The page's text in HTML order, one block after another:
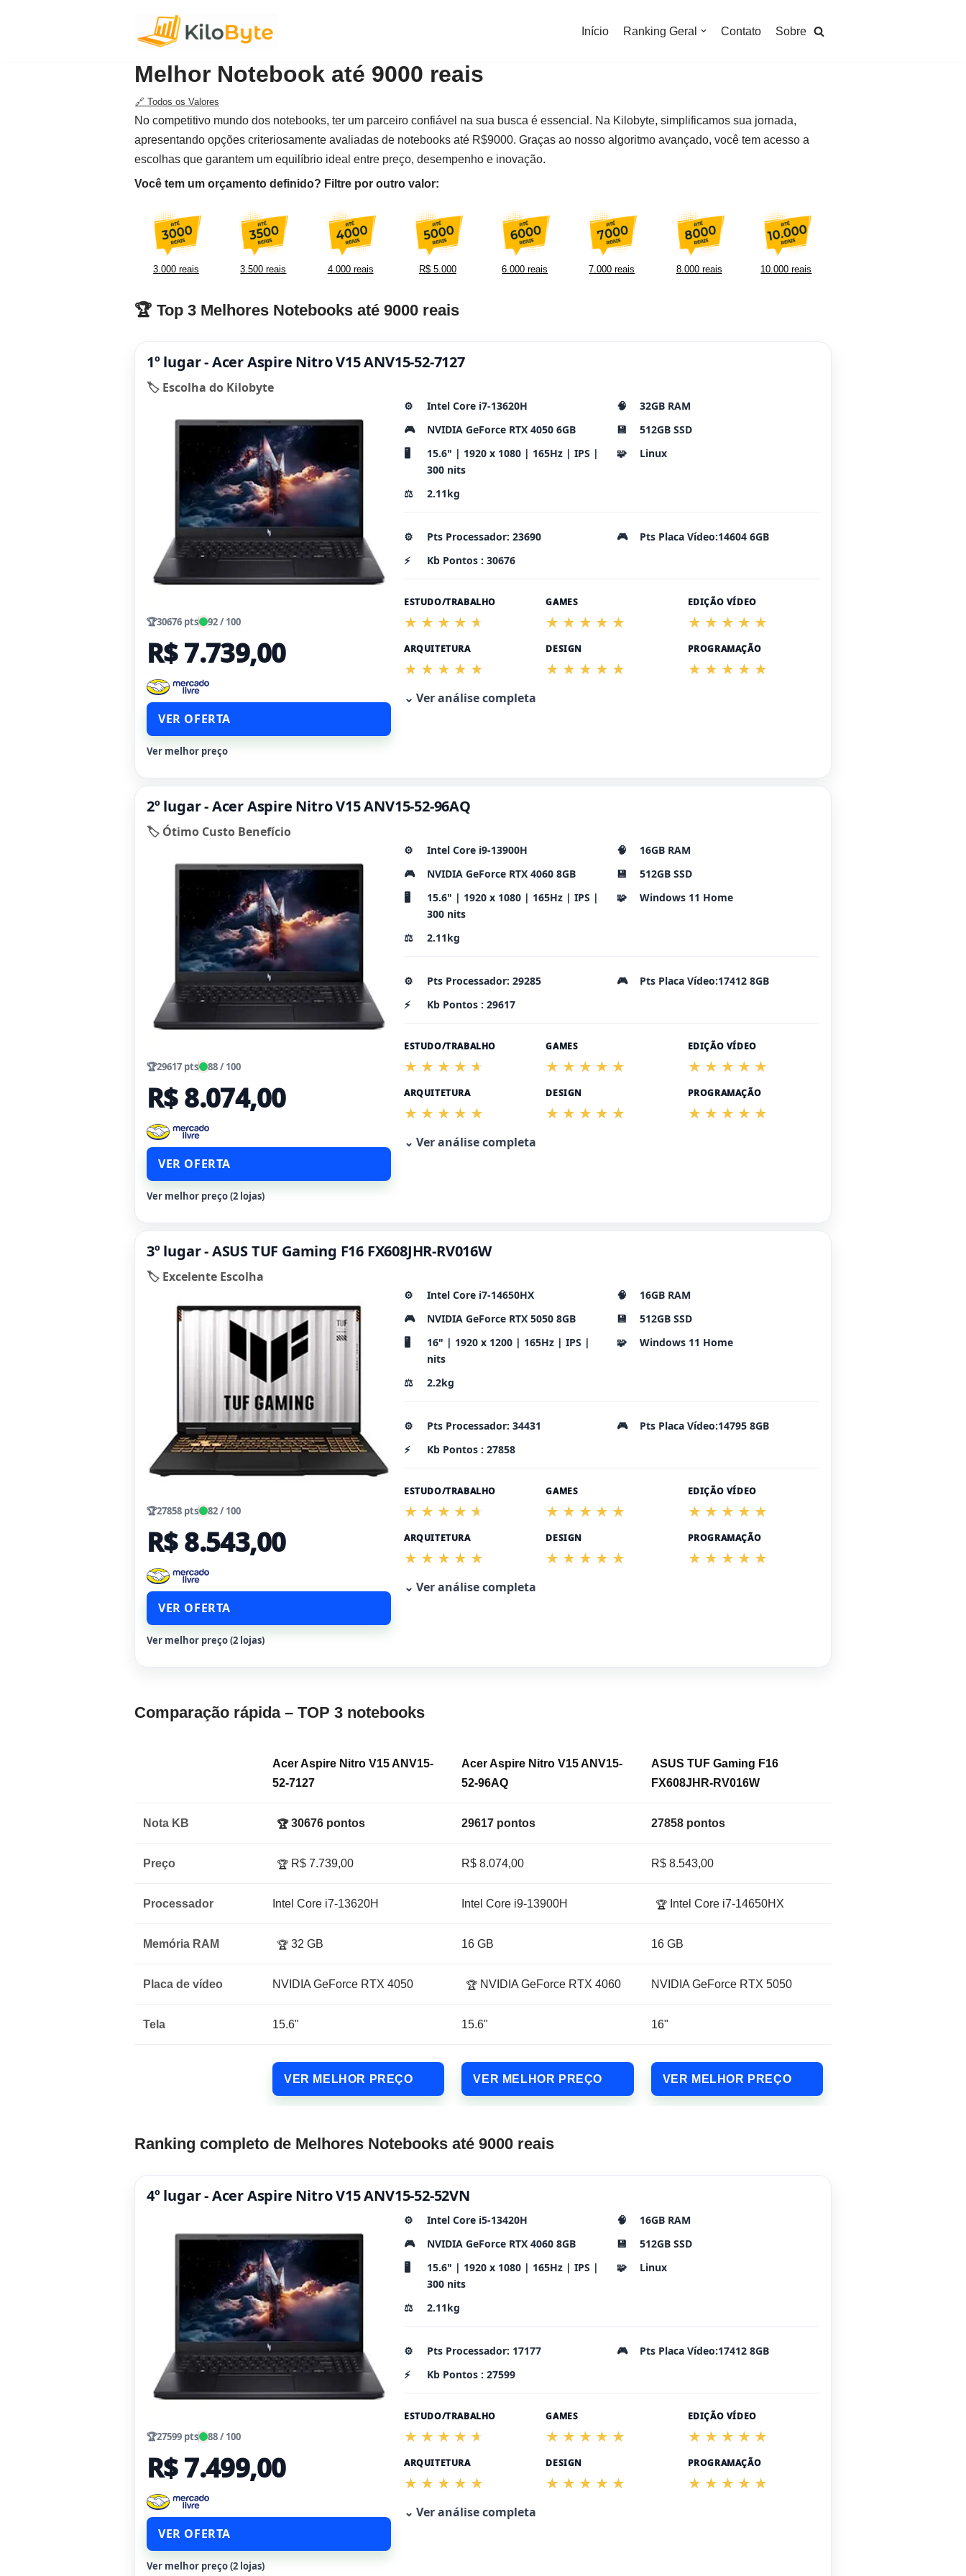
Início Ranking Geral Contato Sobre
Melhor Notebook até 9000 reais
🔗 Todos os Valores
No competitivo mundo dos notebooks, ter um parceiro confiável na sua busca é essencial. Na Kilobyte, simplificamos sua jornada,
apresentando opções criteriosamente avaliadas de notebooks até R$9000. Graças ao nosso algoritmo avançado, você tem acesso a
escolhas que garantem um equilíbrio ideal entre preço, desempenho e inovação.
Você tem um orçamento definido? Filtre por outro valor:
3.000 reais 3.500 reais 4.000 reais R$ 5.000 6.000 reais 7.000 reais 8.000 reais 10.000 reais
🏆 Top 3 Melhores Notebooks até 9000 reais
1º lugar - Acer Aspire Nitro V15 ANV15-52-7127
🏷️ Escolha do Kilobyte
🏆30676 pts 92 / 100
R$ 7.739,00
VER OFERTA
Ver melhor preço
⚙️ Intel Core i7-13620H 🧠
32GB RAM
🎮
NVIDIA GeForce RTX 4050 6GB 💾
512GB SSD
🖥️
15.6" | 1920 x 1080 | 165Hz | IPS |
300 nits
🧩 Linux
⚖️ 2.11kg
⚙️ Pts Processador: 23690 🎮
Pts Placa Vídeo:14604 6GB
⚡
Kb Pontos : 30676
ESTUDO/TRABALHO GAMES EDIÇÃO VÍDEO
ARQUITETURA DESIGN PROGRAMAÇÃO
⌄ Ver análise completa
2º lugar - Acer Aspire Nitro V15 ANV15-52-96AQ
🏷️ Ótimo Custo Benefício
🏆29617 pts 88 / 100
R$ 8.074,00
VER OFERTA
Ver melhor preço (2 lojas)
⚙️ Intel Core i9-13900H 🧠
16GB RAM
🎮
NVIDIA GeForce RTX 4060 8GB 💾
512GB SSD
🖥️
15.6" | 1920 x 1080 | 165Hz | IPS |
300 nits
🧩 Windows 11 Home
⚖️ 2.11kg
⚙️ Pts Processador: 29285 🎮
Pts Placa Vídeo:17412 8GB
⚡
Kb Pontos : 29617
ESTUDO/TRABALHO GAMES EDIÇÃO VÍDEO
ARQUITETURA DESIGN PROGRAMAÇÃO
⌄ Ver análise completa
3º lugar - ASUS TUF Gaming F16 FX608JHR-RV016W
🏷️ Excelente Escolha
🏆27858 pts 82 / 100
R$ 8.543,00
VER OFERTA
Ver melhor preço (2 lojas)
⚙️ Intel Core i7-14650HX 🧠
16GB RAM
🎮
NVIDIA GeForce RTX 5050 8GB 💾
512GB SSD
🖥️
16" | 1920 x 1200 | 165Hz | IPS |
nits
🧩 Windows 11 Home
⚖️ 2.2kg
⚙️ Pts Processador: 34431 🎮
Pts Placa Vídeo:14795 8GB
⚡
Kb Pontos : 27858
ESTUDO/TRABALHO GAMES EDIÇÃO VÍDEO
ARQUITETURA DESIGN PROGRAMAÇÃO
⌄ Ver análise completa
Comparação rápida – TOP 3 notebooks
Acer Aspire Nitro V15 ANV15-
52-7127
Acer Aspire Nitro V15 ANV15-
52-96AQ
ASUS TUF Gaming F16
FX608JHR-RV016W
Nota KB 🏆30676 pontos 29617 pontos 27858 pontos
Preço 🏆 R$ 7.739,00 R$ 8.074,00 R$ 8.543,00
Processador Intel Core i7-13620H Intel Core i9-13900H 🏆Intel Core i7-14650HX
Memória RAM 🏆 32 GB 16 GB 16 GB
Placa de vídeo NVIDIA GeForce RTX 4050 🏆 NVIDIA GeForce RTX 4060 NVIDIA GeForce RTX 5050
Tela 15.6" 15.6" 16"
VER MELHOR PREÇO VER MELHOR PREÇO VER MELHOR PREÇO
Ranking completo de Melhores Notebooks até 9000 reais
4º lugar - Acer Aspire Nitro V15 ANV15-52-52VN
🏆27599 pts 88 / 100
R$ 7.499,00
VER OFERTA
Ver melhor preço (2 lojas)
⚙️ Intel Core i5-13420H 🧠
16GB RAM
🎮
NVIDIA GeForce RTX 4060 8GB 💾
512GB SSD
🖥️
15.6" | 1920 x 1080 | 165Hz | IPS |
300 nits
🧩 Linux
⚖️ 2.11kg
⚙️ Pts Processador: 17177 🎮
Pts Placa Vídeo:17412 8GB
⚡
Kb Pontos : 27599
ESTUDO/TRABALHO GAMES EDIÇÃO VÍDEO
ARQUITETURA DESIGN PROGRAMAÇÃO
⌄ Ver análise completa